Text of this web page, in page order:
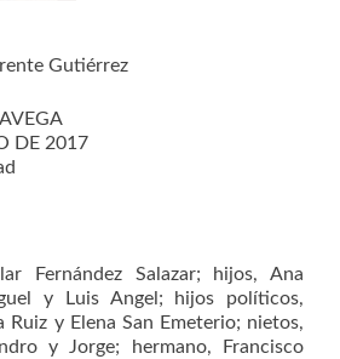
Gutiérrez
DE 2017
Fernández Salazar; hijos, Ana
y Luis Angel; hijos políticos,
Ruiz y Elena San Emeterio; nietos,
y Jorge; hermano, Francisco